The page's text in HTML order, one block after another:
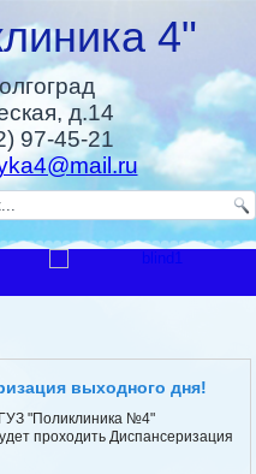
4"
д.14
97-45-21
выходного дня!
"Поликлиника №4"
проходить Диспансеризация